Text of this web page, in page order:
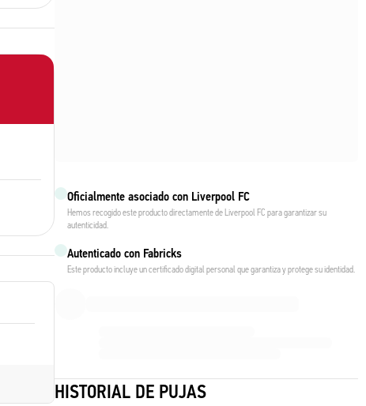
Oficialmente asociado con Liverpool FC
Hemos recogido este producto directamente de Liverpool FC para garantizar su
autenticidad.
Autenticado con Fabricks
Este producto incluye un certificado digital personal que garantiza y protege su identidad.
HISTORIAL DE PUJAS